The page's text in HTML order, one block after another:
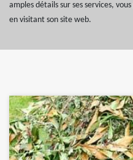
amples détails sur ses services,
en visitant son site web.